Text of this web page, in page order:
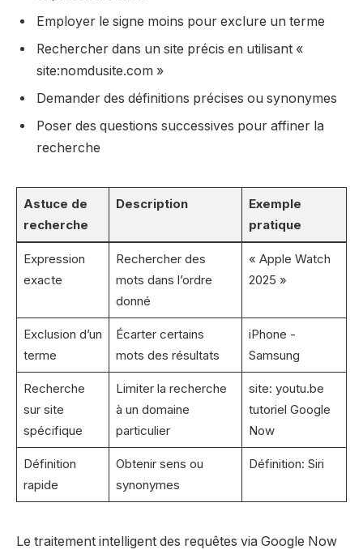
Employer le signe moins pour exclure un terme
Rechercher dans un site précis en utilisant «
site:nomdusite.com »
Demander des définitions précises ou synonymes
Poser des questions successives pour affiner la
recherche
Astuce de
recherche
Description
Exemple
pratique
Expression
exacte
Rechercher des
mots dans l’ordre
donné
« Apple Watch
2025 »
Exclusion d’un
terme
Écarter certains
mots des résultats
iPhone -
Samsung
Recherche
sur site
spécifique
Limiter la recherche
à un domaine
particulier
site: youtu.be
tutoriel Google
Now
Définition
rapide
Obtenir sens ou
synonymes
Définition: Siri
Le traitement intelligent des requêtes via Google Now